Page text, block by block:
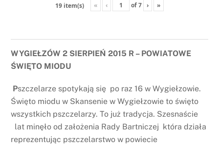
19 item(s) « ‹ of7 › »
WYGIEŁZÓW 2 SIERPIEŃ 2015 R – POWIATOWE
ŚWIĘTO MIODU
Pszczelarze spotykają się po raz 16 w Wygiełzowie.
Święto miodu w Skansenie w Wygiełzowie to święto
wszystkich pszczelarzy. To już tradycja. Szesnaście
lat minęło od założenia Rady Bartniczej która działa
reprezentując pszczelarstwo w powiecie